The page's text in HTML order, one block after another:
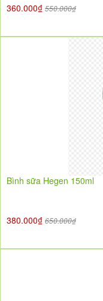
360.000₫ 550.000₫
Bình sữa Hegen 150ml
380.000₫ 650.000₫